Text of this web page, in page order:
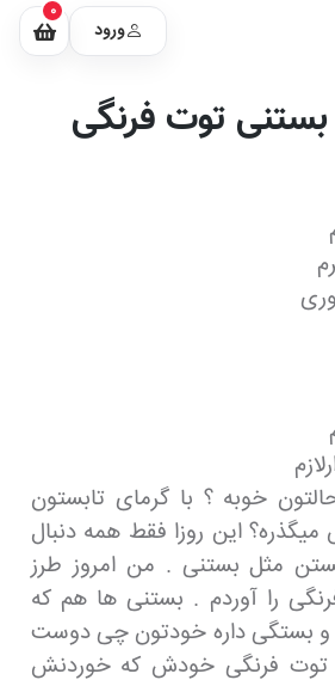
ورود
0
بستنی توت فرنگی
خوبه ؟ با گرمای تابستون
این روزا فقط همه دنبال
مثل بستنی . من امروز طرز
را آوردم . بستنی ها هم که
و بستگی داره خودتون چی دوست
توت فرنگی خودش که خوردنش